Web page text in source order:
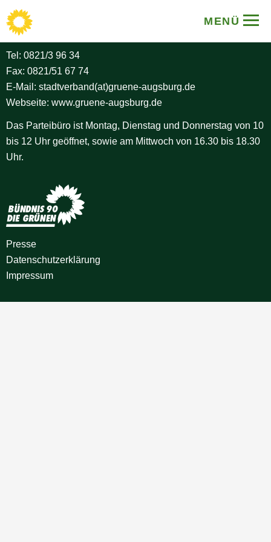
MENÜ
BÜNDNIS 90/DIE GRÜNEN
Stadtverband Augsburg
Tel: 0821/3 96 34
Fax: 0821/51 67 74
E-Mail: stadtverband(at)gruene-augsburg.de
Webseite: www.gruene-augsburg.de
Das Parteibüro ist Montag, Dienstag und Donnerstag von 10
bis 12 Uhr geöffnet, sowie am Mittwoch von 16.30 bis 18.30
Uhr.
Presse
Datenschutz­erklärung
Impressum